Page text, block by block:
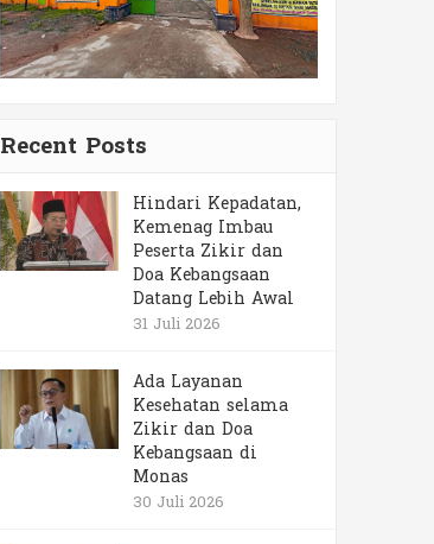
Recent Posts
Hindari Kepadatan,
Kemenag Imbau
Peserta Zikir dan
Doa Kebangsaan
Datang Lebih Awal
31 Juli 2026
Ada Layanan
Kesehatan selama
Zikir dan Doa
Kebangsaan di
Monas
30 Juli 2026